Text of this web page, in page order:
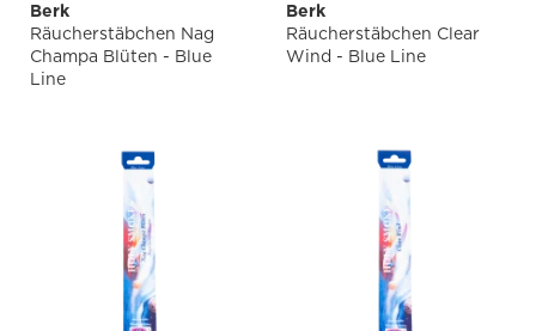
Berk
Räucherstäbchen Nag
Champa Blüten - Blue
Line
Berk
Räucherstäbchen Clear
Wind - Blue Line